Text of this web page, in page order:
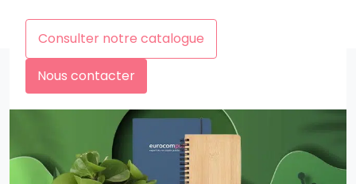
Consulter notre catalogue
Nous contacter